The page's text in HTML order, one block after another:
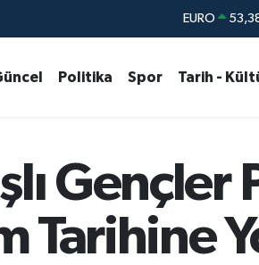
STERLİN
BİST100
EURO
Politika Spor Tarih -
Gençler
Tarihine